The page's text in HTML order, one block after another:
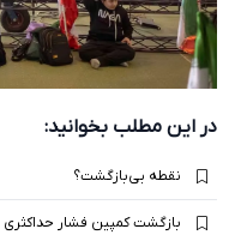
در این مطلب بخوانید:
نقطه بی‌بازگشت؟
بازگشت کمپین فشار حداکثری